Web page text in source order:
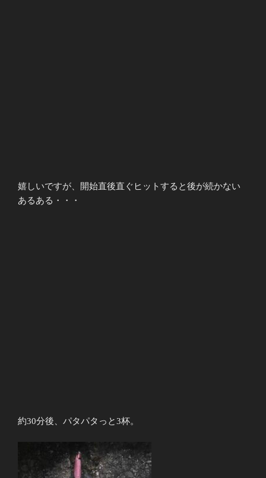
嬉しいですが、開始直後直ぐヒットすると後が続かない
あるある・・・
約30分後、パタパタっと3杯。